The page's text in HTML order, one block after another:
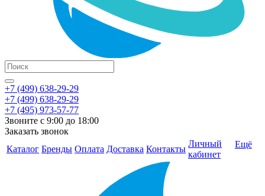
+7 (499) 638-29-29
+7 (499) 638-29-29
+7 (495) 973-57-77
Звоните с 9:00 до 18:00
Заказать звонок
Каталог Бренды Оплата Доставка Контакты
Личный
кабинет
Ещё